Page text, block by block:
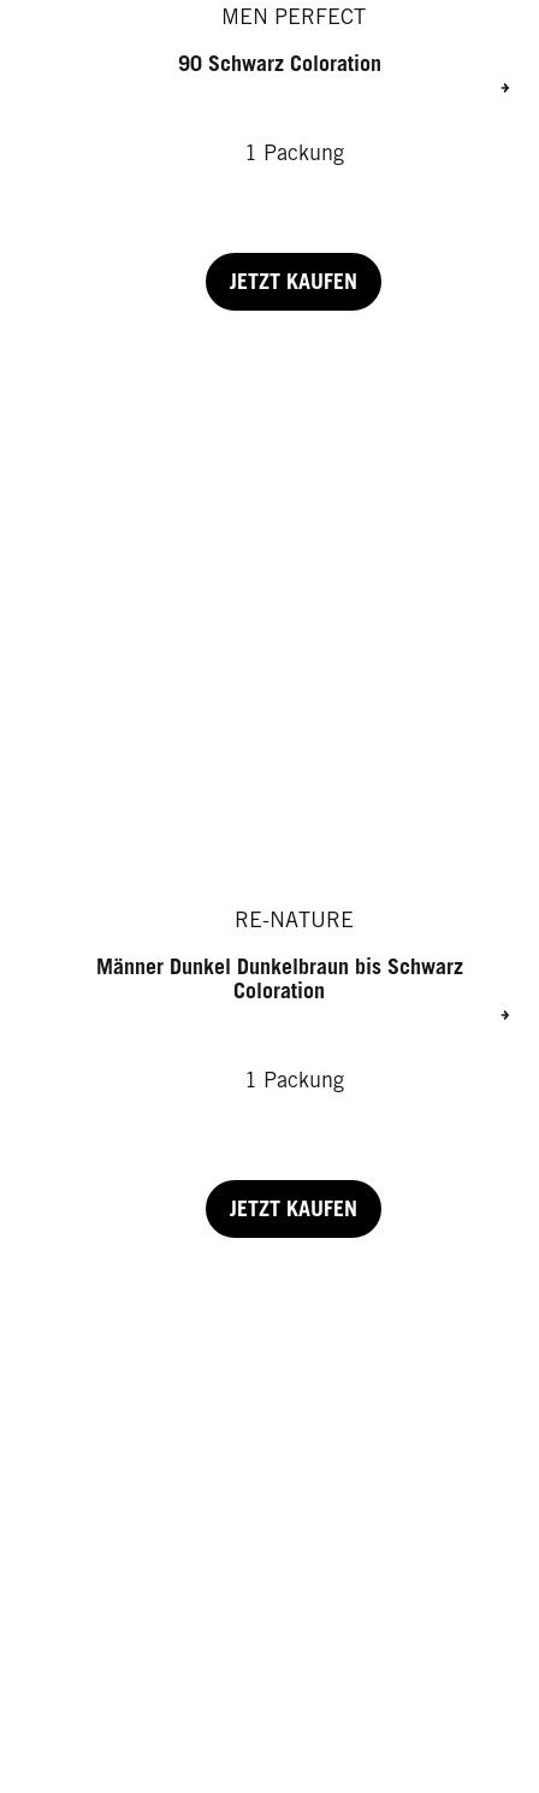
MEN PERFECT
90 Schwarz Coloration
1 Packung
JETZT KAUFEN
RE-NATURE
Männer Dunkel Dunkelbraun bis Schwarz
Coloration
1 Packung
JETZT KAUFEN